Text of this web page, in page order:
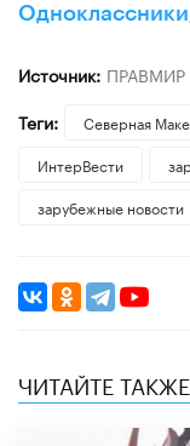
Одноклассники
Источник: ПРАВМИР
Теги:
Северная
ИнтерВести
зарубежные новости
ЧИТАЙТЕ